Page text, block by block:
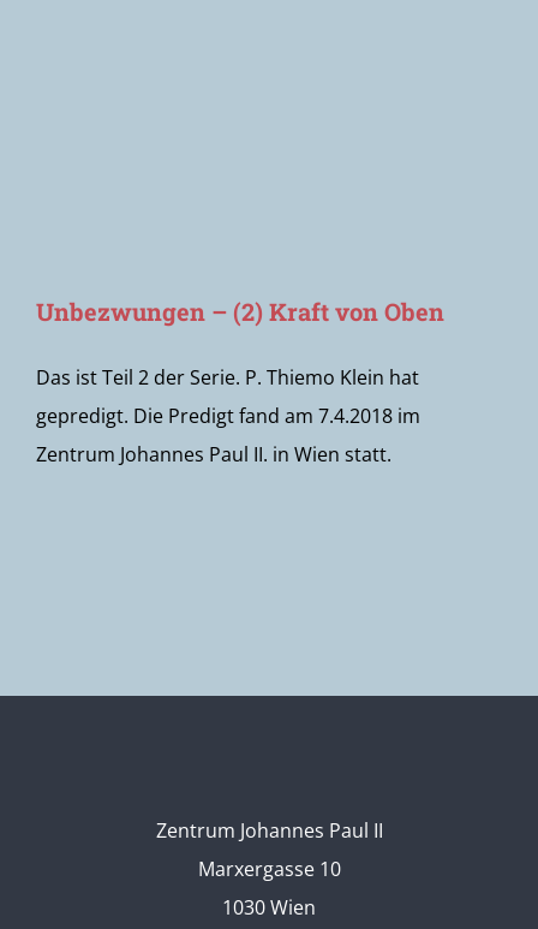
Unbezwungen – (2) Kraft von Oben
Das ist Teil 2 der Serie. P. Thiemo Klein hat
gepredigt. Die Predigt fand am 7.4.2018 im
Zentrum Johannes Paul II. in Wien statt.
Zentrum Johannes Paul II
Marxergasse 10
1030 Wien